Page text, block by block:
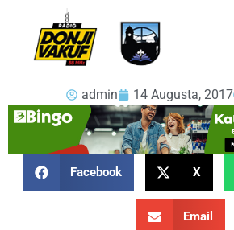
admin 14 Augusta, 2017
Facebook X
Email